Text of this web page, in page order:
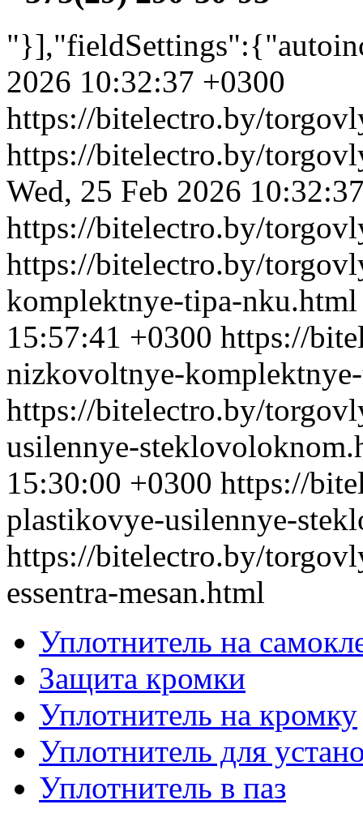
2026 10:32:37 +0300
https://bitelectro.by/
https://bitelectro.by/
Wed, 25 Feb 2026
https://bitelectro.by/
https://bitelectro.by/
komplektnye-tipa-
15:57:41 +0300 https://
nizkovoltnye-
https://bitelectro.by/
usilennye-
15:30:00 +0300 https://
plastikovye-usilennye-
https://bitelectro.by/
essentra-mesan.html
Уплотнитель на
Защита кромки
Уплотнитель на кромку
Уплотнитель для
Уплотнитель в паз